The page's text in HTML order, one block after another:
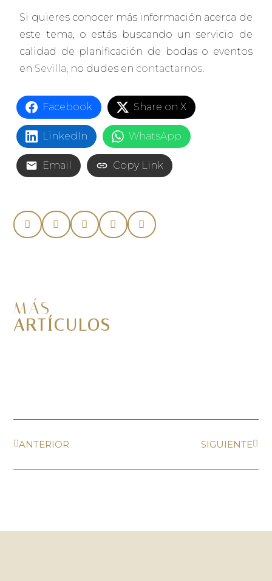
Si quieres conocer más información acerca de
este tema, o estás buscando un servicio de
calidad de planificación de bodas o eventos
en Sevilla, no dudes en contactarnos.
Facebook Share on X
LinkedIn WhatsApp
Email Copy Link
MÁS
ARTÍCULOS
ANTERIOR SIGUIENTE